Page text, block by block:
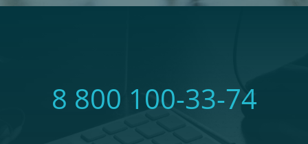
8 800 100-33-74